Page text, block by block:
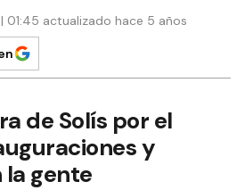
01:45 actualizado hace 5 años
de Solís por el
y
gente